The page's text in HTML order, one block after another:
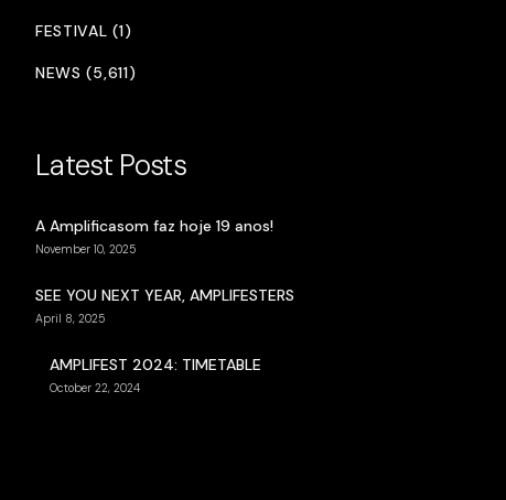
FESTIVAL (1)
NEWS (5,611)
Latest Posts
A Amplificasom faz hoje 19 anos!
November 10, 2025
SEE YOU NEXT YEAR, AMPLIFESTERS
April 8, 2025
AMPLIFEST 2024: TIMETABLE
October 22, 2024